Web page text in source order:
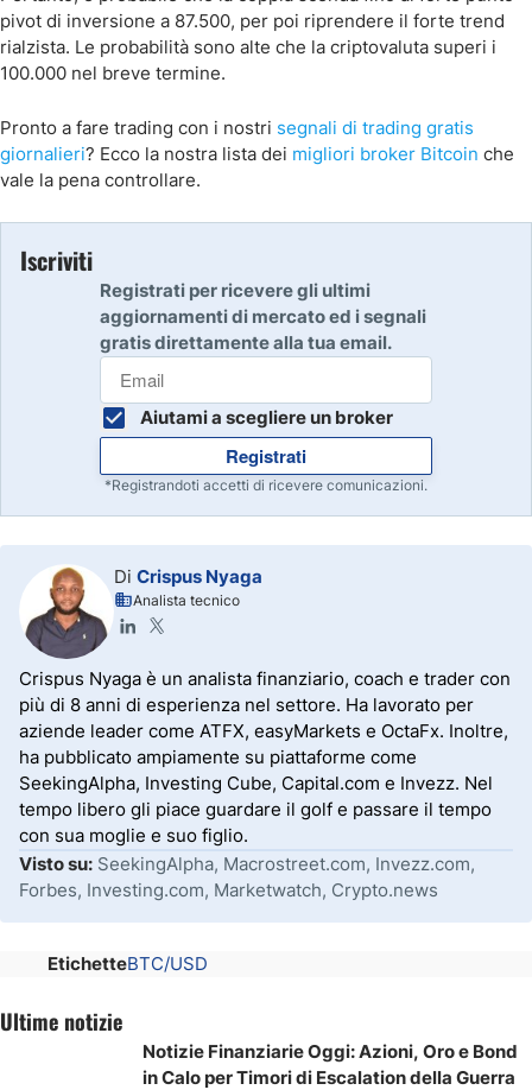
pivot di inversione a 87.500, per poi riprendere il forte trend
rialzista. Le probabilità sono alte che la criptovaluta superi i
100.000 nel breve termine.
Pronto a fare trading con i nostri segnali di trading gratis
giornalieri? Ecco la nostra lista dei migliori broker Bitcoin che
vale la pena controllare.
Iscriviti
Registrati per ricevere gli ultimi
aggiornamenti di mercato ed i segnali
gratis direttamente alla tua email.
Aiutami a scegliere un broker
Registrati
*Registrandoti accetti di ricevere comunicazioni.
Di Crispus Nyaga
Analista tecnico
Crispus Nyaga è un analista finanziario, coach e trader con
più di 8 anni di esperienza nel settore. Ha lavorato per
aziende leader come ATFX, easyMarkets e OctaFx. Inoltre,
ha pubblicato ampiamente su piattaforme come
SeekingAlpha, Investing Cube, Capital.com e Invezz. Nel
tempo libero gli piace guardare il golf e passare il tempo
con sua moglie e suo figlio.
Visto su: SeekingAlpha, Macrostreet.com, Invezz.com,
Forbes, Investing.com, Marketwatch, Crypto.news
EtichetteBTC/USD
Ultime notizie
Notizie Finanziarie Oggi: Azioni, Oro e Bond
in Calo per Timori di Escalation della Guerra